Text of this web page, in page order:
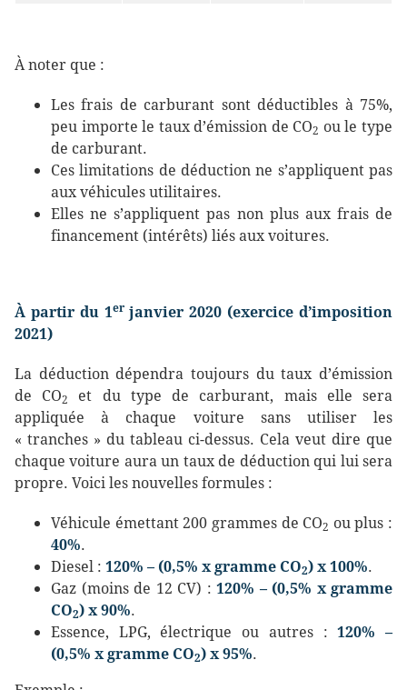
À noter que :
Les frais de carburant sont déductibles à 75%,
peu importe le taux d’émission de CO2 ou le type
de carburant.
Ces limitations de déduction ne s’appliquent pas
aux véhicules utilitaires.
Elles ne s’appliquent pas non plus aux frais de
financement (intérêts) liés aux voitures.
À partir du 1erjanvier 2020 (exercice d’imposition
2021)
La déduction dépendra toujours du taux d’émission
de CO2
et du type de carburant, mais elle sera
appliquée à chaque voiture sans utiliser les
« tranches » du tableau ci-dessus. Cela veut dire que
chaque voiture aura un taux de déduction qui lui sera
propre. Voici les nouvelles formules :
Véhicule émettant 200 grammes de CO2 ou plus :
40%.
Diesel : 120% – (0,5% x gramme CO2) x 100%.
Gaz (moins de 12 CV) : 120% – (0,5% x gramme
CO2) x 90%.
Essence, LPG, électrique ou autres :120% –
(0,5% x gramme CO2) x 95%.